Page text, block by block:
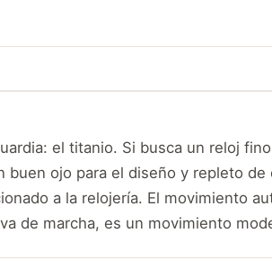
el titanio. Si busca un reloj
buen ojo para el diseño y repleto
a la relojería. El movimiento
de marcha, es un movimiento